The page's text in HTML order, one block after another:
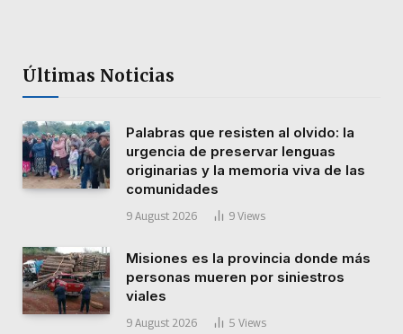
Últimas Noticias
Palabras que resisten al olvido: la
urgencia de preservar lenguas
originarias y la memoria viva de las
comunidades
9 August 2026 9 Views
Misiones es la provincia donde más
personas mueren por siniestros
viales
9 August 2026 5 Views